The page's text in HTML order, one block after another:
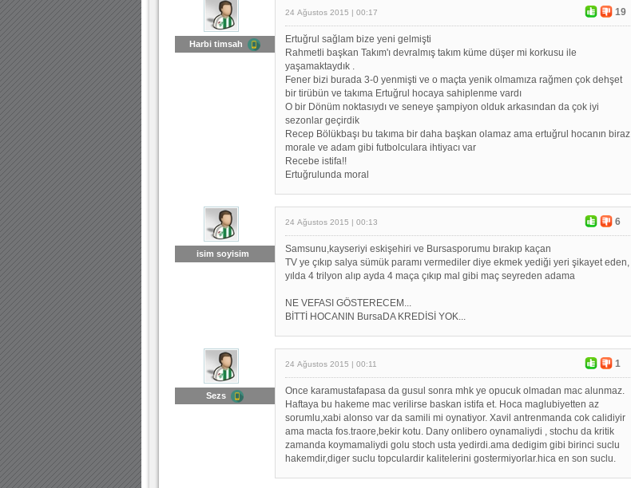
Harbi timsah
24 Ağustos 2015 | 00:17 19
Ertuğrul sağlam bize yeni gelmişti
Rahmetli başkan Takım'ı devralmış takım küme düşer mi korkusu ile
yaşamaktaydık .
Fener bizi burada 3-0 yenmişti ve o maçta yenik olmamıza rağmen çok dehşet
bir tirübün ve takıma Ertuğrul hocaya sahiplenme vardı
O bir Dönüm noktasıydı ve seneye şampiyon olduk arkasından da çok iyi
sezonlar geçirdik
Recep Bölükbaşı bu takıma bir daha başkan olamaz ama ertuğrul hocanın biraz
morale ve adam gibi futbolculara ihtiyacı var
Recebe istifa!!
Ertuğrulunda moral
isim soyisim
24 Ağustos 2015 | 00:13 6
Samsunu,kayseriyi eskişehiri ve Bursasporumu bırakıp kaçan
TV ye çıkıp salya sümük paramı vermediler diye ekmek yediği yeri şikayet eden,
yılda 4 trilyon alıp ayda 4 maça çıkıp mal gibi maç seyreden adama
NE VEFASI GÖSTERECEM...
BİTTİ HOCANIN BursaDA KREDİSİ YOK...
Sezs
24 Ağustos 2015 | 00:11 1
Once karamustafapasa da gusul sonra mhk ye opucuk olmadan mac alunmaz.
Haftaya bu hakeme mac verilirse baskan istifa et. Hoca maglubiyetten az
sorumlu,xabi alonso var da samili mi oynatiyor. Xavil antrenmanda cok calidiyir
ama macta fos.traore,bekir kotu. Dany onlibero oynamaliydi , stochu da kritik
zamanda koymamaliydi golu stoch usta yedirdi.ama dedigim gibi birinci suclu
hakemdir,diger suclu topculardir kalitelerini gostermiyorlar.hica en son suclu.